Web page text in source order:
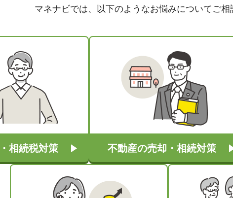
マネナビでは、以下のようなお悩みについてご相
相続税対策 不動産の売却・相続対策